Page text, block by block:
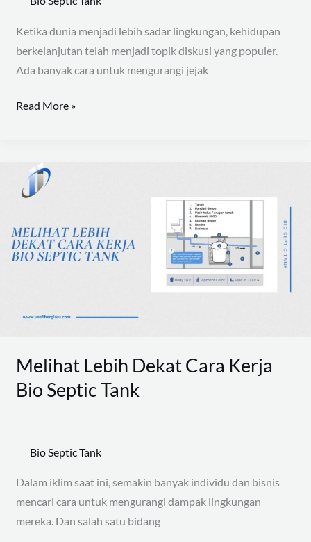
Ketika dunia menjadi lebih sadar lingkungan, kehidupan
berkelanjutan telah menjadi topik diskusi yang populer.
Ada banyak cara untuk mengurangi jejak
Read More »
Melihat Lebih Dekat Cara Kerja
Bio Septic Tank
Bio Septic Tank
Dalam iklim saat ini, semakin banyak individu dan bisnis
mencari cara untuk mengurangi dampak lingkungan
mereka. Dan salah satu bidang
Melihat
Lebih
Cara
Kerja